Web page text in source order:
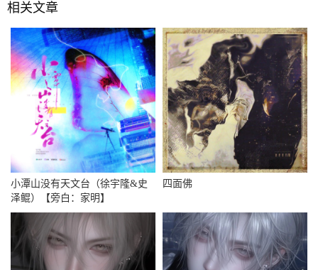
相关文章
小潭山没有天文台（徐宇隆&史
泽鲲）【旁白：家明】
四面佛